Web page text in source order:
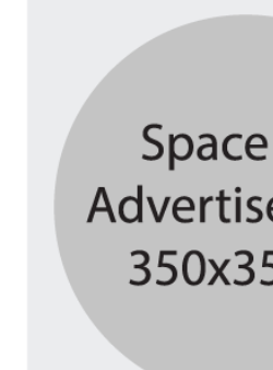
খাঁন
এক
নয়:
২ ঘণ্টা আগে
সরকারও
ইসলাম
২ ঘণ্টা আগে
ভারতে